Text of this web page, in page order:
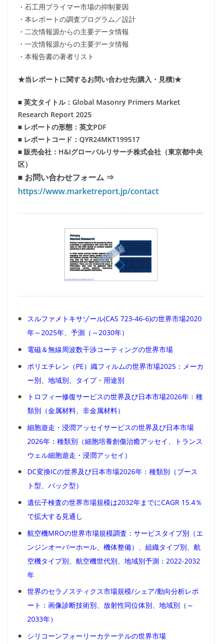
・石工用プライマー市場の抑制要因
・本レポートの調査プログラム／設計
・二次情報源からの主要データ情報
・一次情報源からの主要データ情報
・本報告書の著者リスト
★当レポートに関するお問い合わせ先(購入・見積)★
■ 英文タイトル：Global Masonry Primers Market
Research Report 2025
■ レポートの形態：英文PDF
■ レポートコード：QYR24MKT199517
■ 販売会社：H&Iグローバルリサーチ株式会社（東京都中央
区）
■ お問い合わせフォーム ⇒
https://www.marketreport.jp/contact
スルファメトキサゾール(CAS 723-46-6)の世界市場2020
年～2025年、予測（～2030年）
電磁＆無線周波数干渉コーティングの世界市場
ポリエチレン（PE）織フィルムの世界市場2025：メーカ
ー別、地域別、タイプ・用途別
トロフィー修復サービスの世界及び日本市場2026年：種
類別（金属材料、非金属材料）
細胞遊走・浸潤アッセイサービスの世界及び日本市場
2026年：種類別（細胞培養創傷治癒アッセイ、トランス
ウェル細胞遊走・浸潤アッセイ）
DC変換ICの世界及び日本市場2026年：種類別（ブース
ト型、バック型）
遺伝子検査の世界市場規模は2032年までにCAGR 15.4％
で拡大する見通し
航空機MROの世界市場規模調査：サービスタイプ別（エ
ンジンオーバーホール、機体整備）、組織タイプ別、航
空機タイプ別、航空機世代別、地域別予測：2022-2032
年
世界のセラノスティクス市場規模/シェア/動向分析レポ
ート：画像診断技術別、放射性同位体別、地域別（～
2033年）
シリコーンフォーリーカテーテルの世界市場